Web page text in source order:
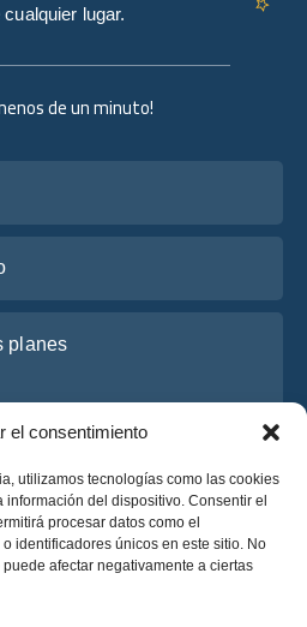
el consentimiento
utilizamos tecnologías como las cookies
del dispositivo. Consentir el
procesar datos como el
identificadores únicos en este sitio. No
afectar negativamente a ciertas
de un minuto!
Política de Privacidadde OsaBus.
lugar.